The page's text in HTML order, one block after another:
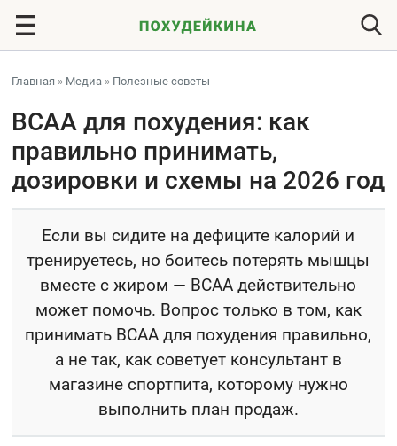
Главная » Медиа » Полезные советы
BCAA для похудения: как
правильно принимать,
дозировки и схемы на 2026 год
Если вы сидите на дефиците калорий и
тренируетесь, но боитесь потерять мышцы
вместе с жиром — BCAA действительно
может помочь. Вопрос только в том, как
принимать ВСАА для похудения правильно,
а не так, как советует консультант в
магазине спортпита, которому нужно
выполнить план продаж.